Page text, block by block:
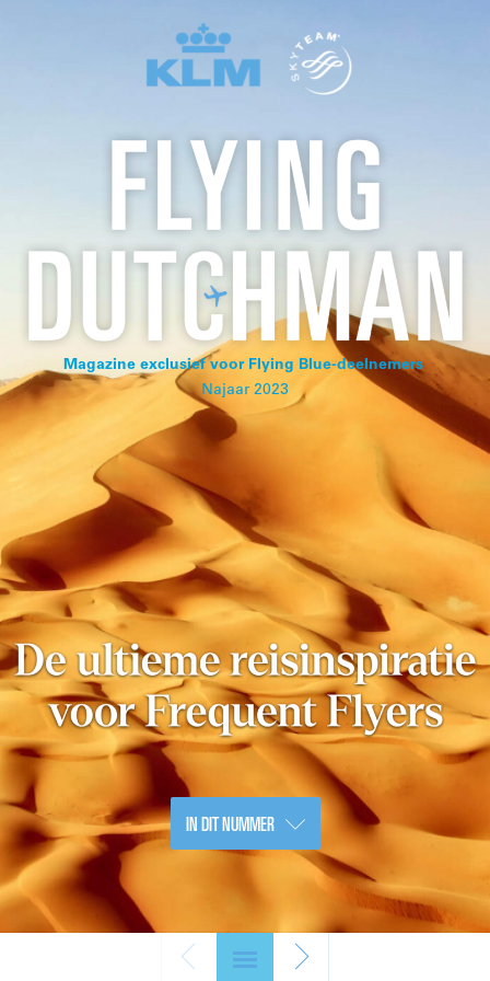
Magazine exclusief voor Flying Blue-deelnemers
Najaar 2023
IN DIT NUMMER